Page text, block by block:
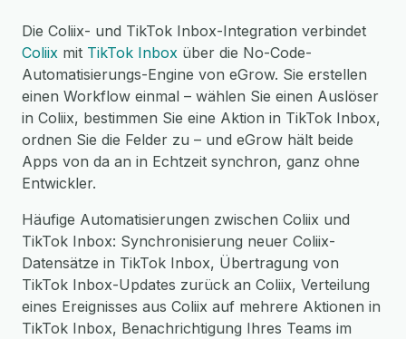
Die Coliix- und TikTok Inbox-Integration verbindet
Coliix mit TikTok Inbox über die No-Code-
Automatisierungs-Engine von eGrow. Sie erstellen
einen Workflow einmal – wählen Sie einen Auslöser
in Coliix, bestimmen Sie eine Aktion in TikTok Inbox,
ordnen Sie die Felder zu – und eGrow hält beide
Apps von da an in Echtzeit synchron, ganz ohne
Entwickler.
Häufige Automatisierungen zwischen Coliix und
TikTok Inbox: Synchronisierung neuer Coliix-
Datensätze in TikTok Inbox, Übertragung von
TikTok Inbox-Updates zurück an Coliix, Verteilung
eines Ereignisses aus Coliix auf mehrere Aktionen in
TikTok Inbox, Benachrichtigung Ihres Teams im